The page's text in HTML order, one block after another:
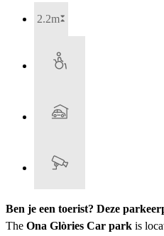
2.2m
Ben je een toerist? Deze
The Ona Glòries Car park is